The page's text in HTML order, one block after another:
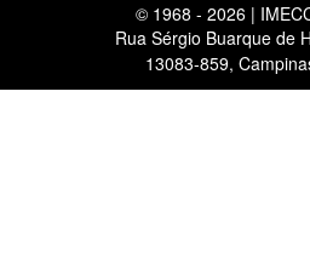
© 1968 - 2026 |
Rua Sérgio Buarque de
13083-859,